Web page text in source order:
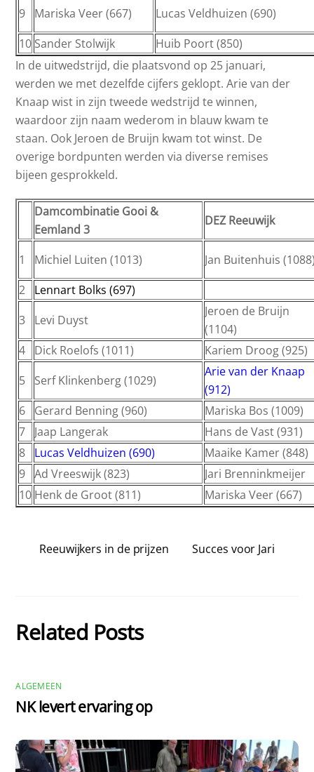
9
Mariska Veer (667)
Lucas Veldhuizen (690)
10 Sander Stolwijk
Huib Poort (850)
In de uitwedstrijd, die plaatsvond op 25 januari,
werden we met dezelfde cijfers geklopt. Arie van der
Knaap wist in zijn tweede wedstrijd te winnen,
waardoor zijn naam wederom in blauw kwam te
staan. Ook Jeroen de Bruijn kwam tot winst. De
overige bordpunten werden via diverse remises
bijeen gesprokkeld.
Damcombinatie Gooi &
Eemland 3
DEZ Reeuwijk
1 Michiel Luiten (1013)
Jan Buitenhuis
2
Lennart Bolks (697)
3
Levi Duyst
Jeroen de Bruijn
(1104)
4
Dick Roelofs (1011)
Kariem Droog (925)
5
Serf Klinkenberg (1029)
Arie van der Knaap
(912)
6
Gerard Benning (960)
Mariska Bos (1009)
7
Jaap Langerak
Hans de Vast (931)
8
Lucas Veldhuizen (690)
Maaike Kamer (848)
9
Ad Vreeswijk (823)
Jari Brenninkmeijer
10 Henk de Groot (811) Mariska Veer (667)
Reeuwijkers in de prijzen Succes voor Jari
Related Posts
ALGEMEEN
NK levert ervaring op